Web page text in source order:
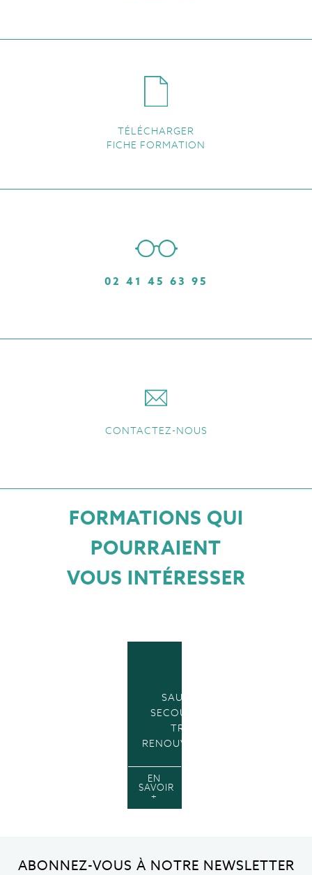
TÉLÉCHARGER
FICHE FORMATION
02 41 45 63 95
CONTACTEZ-NOUS
FORMATIONS QUI
POURRAIENT
VOUS INTÉRESSER
SAUVETEUR
SECOURISTE DU
TRAVAIL
RENOUVELLEMENT
EN
SAVOIR
+
ABONNEZ-VOUS À NOTRE NEWSLETTER